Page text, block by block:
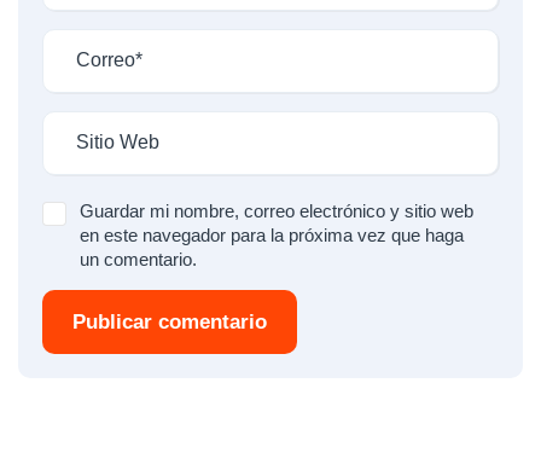
Guardar mi nombre, correo electrónico y sitio web
en este navegador para la próxima vez que haga
un comentario.
Publicar comentario